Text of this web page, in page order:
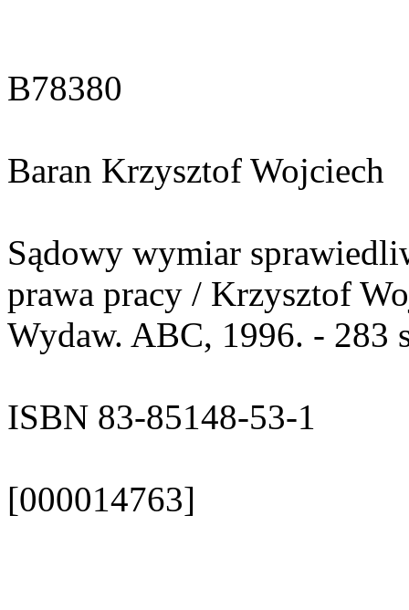
B78380
Baran Krzysztof Wojciech
Sądowy wymiar
prawa pracy / Krzysztof
Wydaw. ABC, 1996. - 283
ISBN 83-85148-53-1
[000014763]